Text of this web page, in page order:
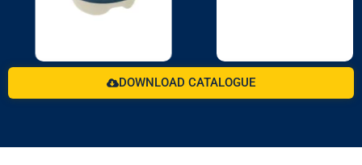
DOWNLOAD CATALOGUE